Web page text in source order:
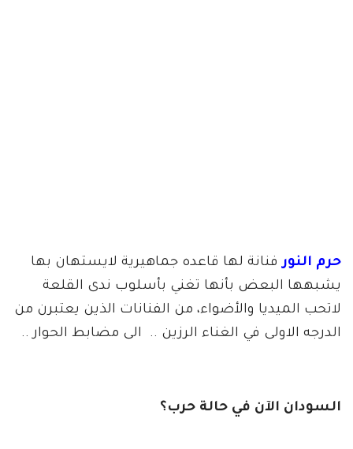
حرم النورفنانة لها قاعده جماهيرية لايستهان بها
يشبهها البعض بأنها تغني بأسلوب ندى القلعة
لاتحب الميديا والأضواء، من الفنانات الذين يعتبرن من
الدرجه الاولى في الغناء الرزين .. الى مضابط الحوار ..
السودان الآن في حالة حرب؟